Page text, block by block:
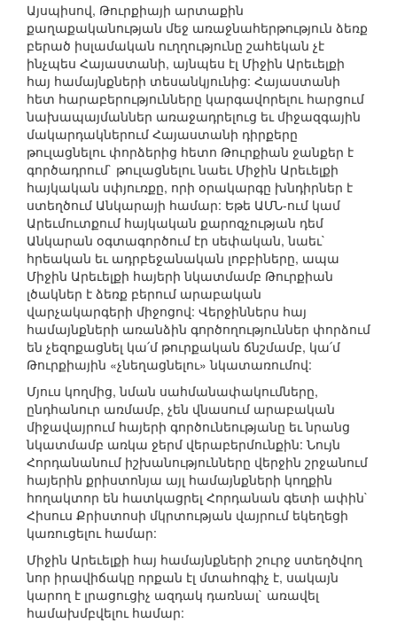
Այսպիսով, Թուրքիայի արտաքին
քաղաքականության մեջ առաջնահերթություն ձեռք
բերած իսլամական ուղղությունը շահեկան չէ
ինչպես Հայաստանի, այնպես էլ Միջին Արեւելքի
հայ համայնքների տեսանկյունից: Հայաստանի
հետ հարաբերությունները կարգավորելու հարցում
նախապայմաններ առաջադրելուց եւ միջազգային
մակարդակներում Հայաստանի դիրքերը
թուլացնելու փորձերից հետո Թուրքիան ջանքեր է
գործադրում` թուլացնելու նաեւ Միջին Արեւելքի
հայկական սփյուռքը, որի օրակարգը խնդիրներ է
ստեղծում Անկարայի համար: Եթե ԱՄՆ-ում կամ
Արեւմուտքում հայկական քարոզչության դեմ
Անկարան օգտագործում էր սեփական, նաեւ`
հրեական եւ ադրբեջանական լոբբիները, ապա
Միջին Արեւելքի հայերի նկատմամբ Թուրքիան
լծակներ է ձեռք բերում արաբական
վարչակարգերի միջոցով: Վերջիններս հայ
համայնքների առանձին գործողություններ փորձում
են չեզոքացնել կա՛մ թուրքական ճնշմամբ, կա՛մ
Թուրքիային «չնեղացնելու» նկատառումով:
Մյուս կողմից, նման սահմանափակումները,
ընդհանուր առմամբ, չեն վնասում արաբական
միջավայրում հայերի գործունեությանը եւ նրանց
նկատմամբ առկա ջերմ վերաբերմունքին: Նույն
Հորդանանում իշխանությունները վերջին շրջանում
հայերին քրիստոնյա այլ համայնքների կողքին
հողակտոր են հատկացրել Հորդանան գետի ափին`
Հիսուս Քրիստոսի մկրտության վայրում եկեղեցի
կառուցելու համար:
Միջին Արեւելքի հայ համայնքների շուրջ ստեղծվող
նոր իրավիճակը որքան էլ մտահոգիչ է, սակայն
կարող է լրացուցիչ ազդակ դառնալ` առավել
համախմբվելու համար: